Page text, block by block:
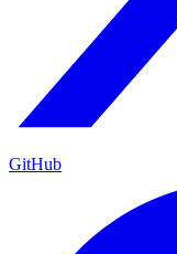
GitHub